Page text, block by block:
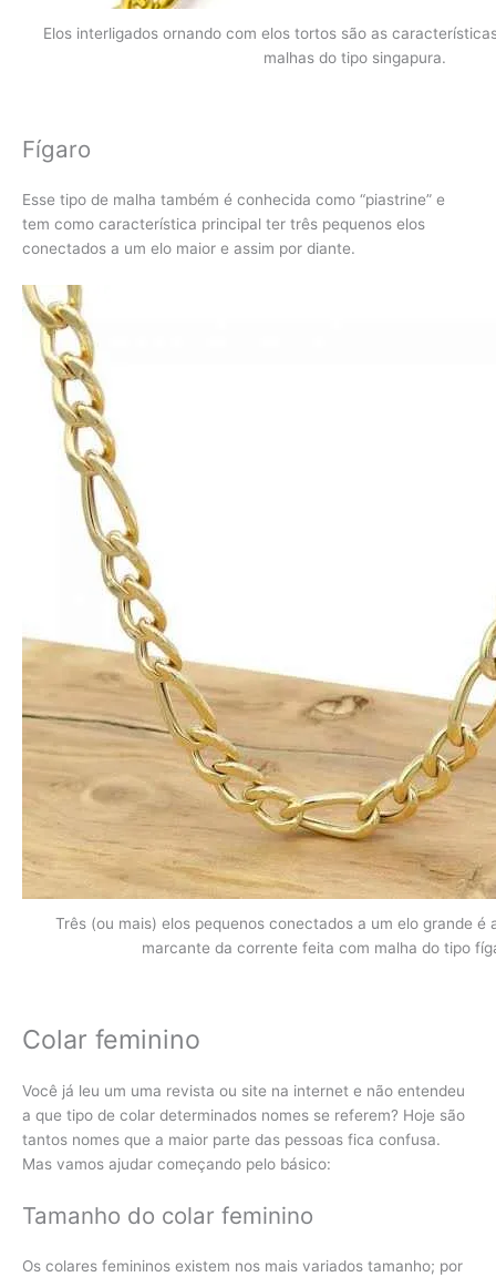
Elos interligados ornando com elos tortos são as
malhas do tipo singapura.
Fígaro
Esse tipo de malha também é conhecida como “piastrine” e
tem como característica principal ter três pequenos elos
conectados a um elo maior e assim por diante.
Três (ou mais) elos pequenos conectados a um elo grande é
marcante da corrente feita com malha do tipo
Colar feminino
Você já leu um uma revista ou site na internet e não entendeu
a que tipo de colar determinados nomes se referem? Hoje são
tantos nomes que a maior parte das pessoas fica confusa.
Mas vamos ajudar começando pelo básico:
Tamanho do colar feminino
Os colares femininos existem nos mais variados tamanho; por